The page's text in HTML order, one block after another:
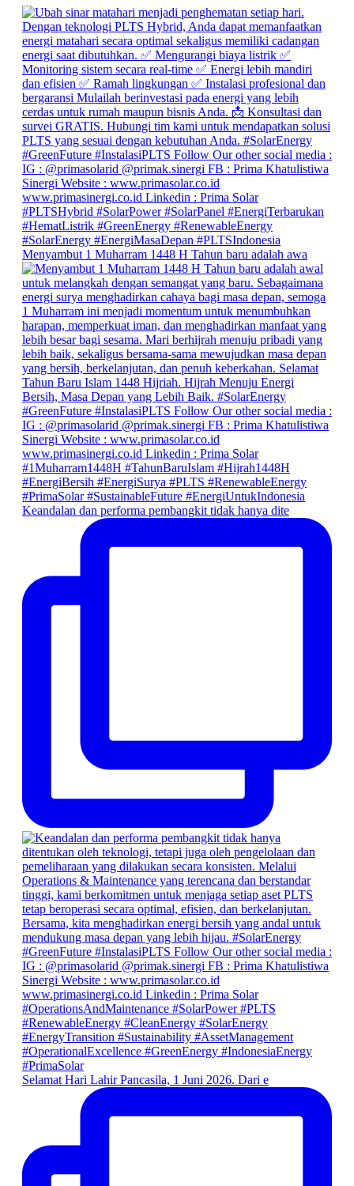
Menyambut 1 Muharram 1448 H Tahun baru adalah awa
Keandalan dan performa pembangkit tidak hanya dite
Selamat Hari Lahir Pancasila, 1 Juni 2026. Dari e